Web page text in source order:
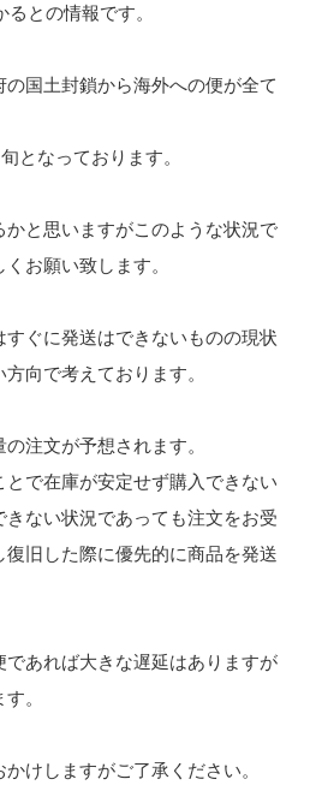
との情報です。
国土封鎖から海外への便が全て
となっております。
と思いますがこのような状況で
お願い致します。
ぐに発送はできないものの現状
向で考えております。
注文が予想されます。
とで在庫が安定せず購入できない
ない状況であっても注文をお受
旧した際に優先的に商品を発送
であれば大きな遅延はありますが
。
けしますがご了承ください。